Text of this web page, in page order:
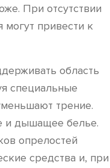
При отсутствии
могут привести к
область
специальные
трение.
и дышащее белье.
опрелостей
средства и, при